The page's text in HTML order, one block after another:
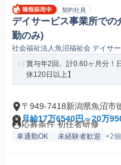
契約社員
デイサービス事業所での
勤のみ)
社会福祉法人魚沼福祉会 デイサ
賞与年2回、計0.60ヶ月分！
休120日以上】
〒949-7418新潟県魚沼市
月給17万6540円～20万
応募条件 初任者研修
車通勤OK 未経験者歓迎 +2個